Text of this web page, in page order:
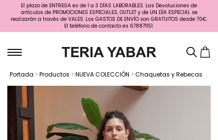
El plazo de ENTREGA es de 1 a 3 DÍAS LABORABLES. Las Devoluciones de
artículos de PROMOCIONES ESPECIALES, OUTLET y de UN DÍA ESPECIAL se
realizarán a través de VALES. Los GASTOS DE ENVÍO son GRATUITOS desde 70€.
El teléfono de contacto es 678871151.
Portada > Productos > NUEVA COLECCIÓN > Chaquetas y Rebecas